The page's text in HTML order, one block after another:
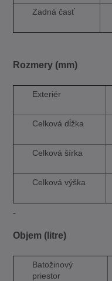
Zadná časť
Rozmery (mm)
Exteriér
Celková dĺžka
Celková šírka
Celková výška
Objem (litre)
Batožinový
priestor